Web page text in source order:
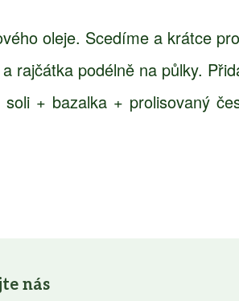
oleje. Scedíme a krátce
podélně na půlky.
+ bazalka + prolisovaný
nás